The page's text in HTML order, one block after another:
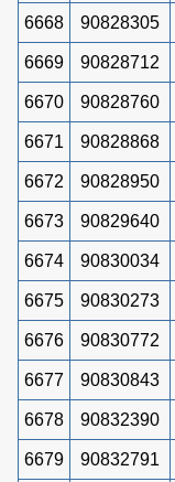
6668 90828305
6669 90828712
6670 90828760
6671 90828868
6672 90828950
6673 90829640
6674 90830034
6675 90830273
6676 90830772
6677 90830843
6678 90832390
6679 90832791